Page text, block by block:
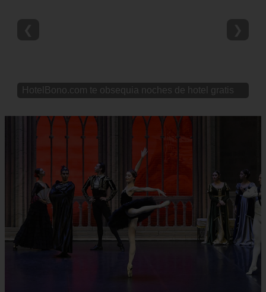
HotelBono.com te obsequia noches de hotel gratis